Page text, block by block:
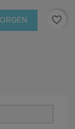
favorite_border